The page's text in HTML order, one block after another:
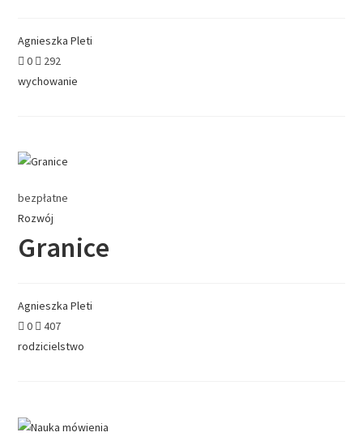
Agnieszka Pleti
0
292
wychowanie
bezpłatne
Rozwój
Granice
Agnieszka Pleti
0
407
rodzicielstwo